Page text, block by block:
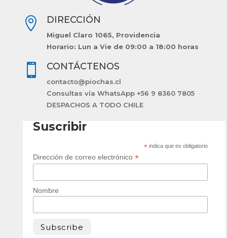
 DIRECCIÓN
Miguel Claro 1065, Providencia
Horario: Lun a Vie de 09:00 a 18:00 horas
 CONTÁCTENOS
contacto@piochas.cl
Consultas vía WhatsApp +56 9 8360 7805
DESPACHOS A TODO CHILE
Suscribir
* indica que es obligatorio
Dirección de correo electrónico *
Nombre